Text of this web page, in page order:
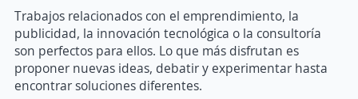
Trabajos relacionados con el emprendimiento, la
publicidad, la innovación tecnológica o la consultoría
son perfectos para ellos. Lo que más disfrutan es
proponer nuevas ideas, debatir y experimentar hasta
encontrar soluciones diferentes.